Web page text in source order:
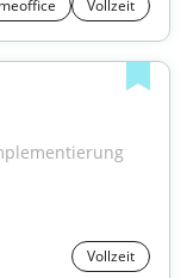
Vollzeit
Vollzeit